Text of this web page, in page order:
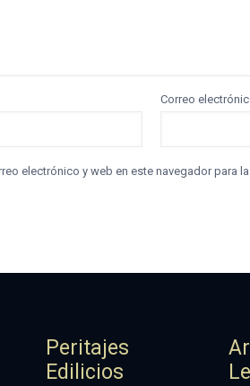
Correo
electrónico y web en este navegador para
Peritajes
Edilicios